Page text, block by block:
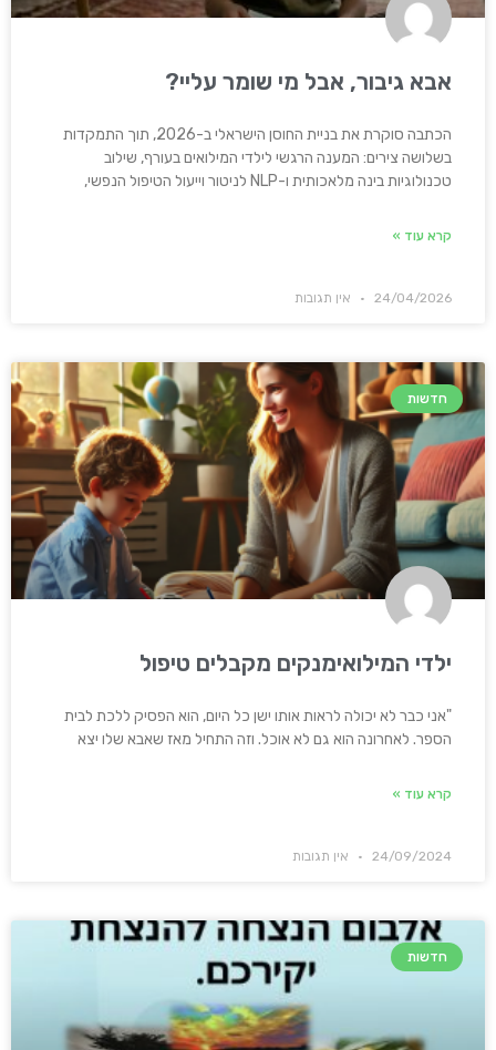
אבא גיבור, אבל מי שומר עליי?
הכתבה סוקרת את בניית החוסן הישראלי ב-2026, תוך התמקדות
בשלושה צירים: המענה הרגשי לילדי המילואים בעורף, שילוב
טכנולוגיות בינה מלאכותית ו-NLP לניטור וייעול הטיפול הנפשי,
קרא עוד »
24/04/2026 אין תגובות
חדשות
ילדי המילואימנקים מקבלים טיפול
"אני כבר לא יכולה לראות אותו ישן כל היום, הוא הפסיק ללכת לבית
הספר. לאחרונה הוא גם לא אוכל. וזה התחיל מאז שאבא שלו יצא
קרא עוד »
24/09/2024 אין תגובות
חדשות